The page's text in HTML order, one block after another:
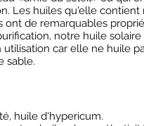
Les huiles qu'elle
de remarquables
notre huile
car elle ne huile
sable.
huile d'hypericum.